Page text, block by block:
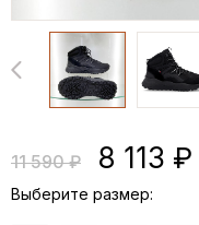
11 590 ₽ 8 113 ₽
Выберите размер: